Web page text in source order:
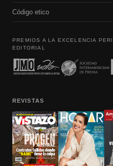
Código etico
PREMIOS A LA EXCELENCIA
EDITORIAL
REVISTAS